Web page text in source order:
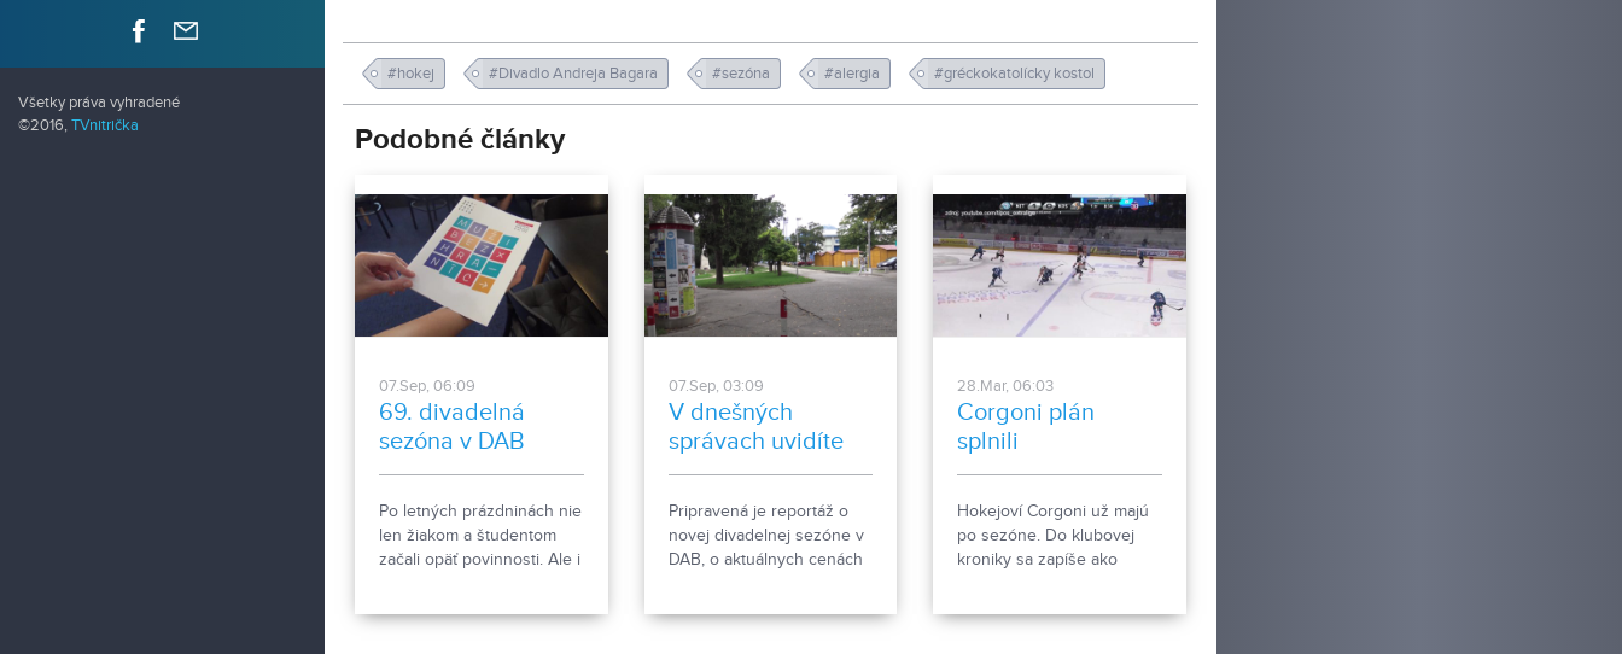
Všetky práva vyhradené
©2016, TVnitrička
#hokej #Divadlo Andreja Bagara #sezóna #alergia #gréckokatolícky kostol
Podobné články
07.Sep, 06:09
69. divadelná
sezóna v DAB
Po letných prázdninách nie
len žiakom a študentom
začali opäť povinnosti. Ale i
07.Sep, 03:09
V dnešných
správach uvidíte
Pripravená je reportáž o
novej divadelnej sezóne v
DAB, o aktuálnych cenách
28.Mar, 06:03
Corgoni plán
splnili
Hokejoví Corgoni už majú
po sezóne. Do klubovej
kroniky sa zapíše ako